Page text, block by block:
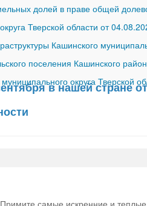
долей в праве общей
Тверской области от
Кашинского
поселения Кашинского
округа Тверской
в нашей стране